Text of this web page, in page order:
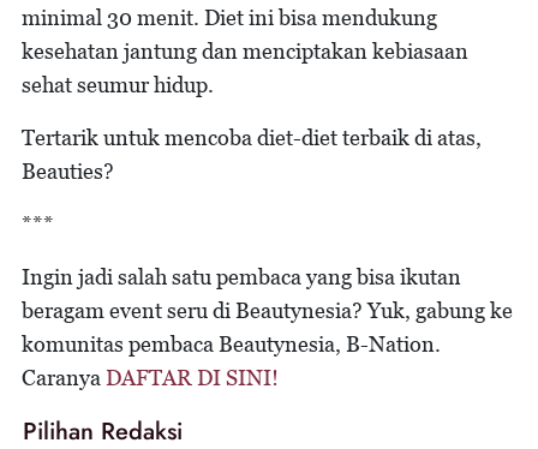
minimal 30 menit. Diet ini bisa mendukung
kesehatan jantung dan menciptakan kebiasaan
sehat seumur hidup.
Tertarik untuk mencoba diet-diet terbaik di atas,
Beauties?
***
Ingin jadi salah satu pembaca yang bisa ikutan
beragam event seru di Beautynesia? Yuk, gabung ke
komunitas pembaca Beautynesia, B-Nation.
Caranya DAFTAR DI SINI!
Pilihan Redaksi